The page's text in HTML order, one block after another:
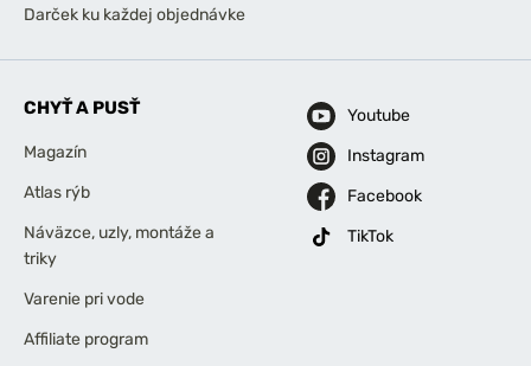
Darček ku každej objednávke
CHYŤ A PUSŤ
Magazín
Atlas rýb
Náväzce, uzly, montáže a
triky
Varenie pri vode
Affiliate program
Youtube
Instagram
Facebook
TikTok